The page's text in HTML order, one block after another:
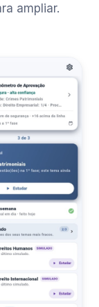
ampliar.